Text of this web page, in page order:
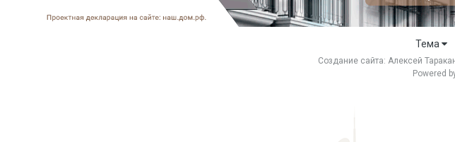
Тема
Создание сайта: Алексей
Powered